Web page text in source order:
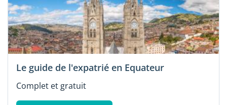
Le guide de l'expatrié en Equateur
Complet et gratuit